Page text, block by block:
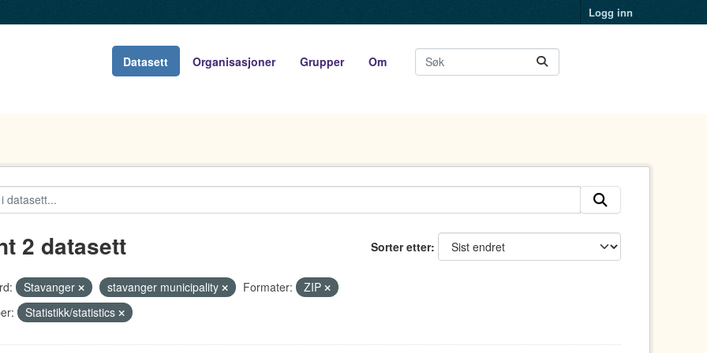
Logg inn
Datasett Organisasjoner Grupper Om
Sorter etter
2 datasett
Stavanger stavanger municipality Formater:
ZIP
Statistikk/statistics